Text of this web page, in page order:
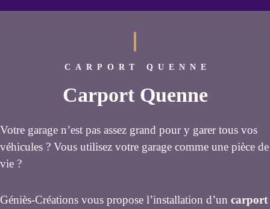
CARPORT QUENNE
Carport Quenne
Votre garage n’est pas assez grand pour y garer tous vos
véhicules ? Vous utilisez votre garage comme une pièce de
vie ?
Géniès-Créations vous propose l’installation d’un carport